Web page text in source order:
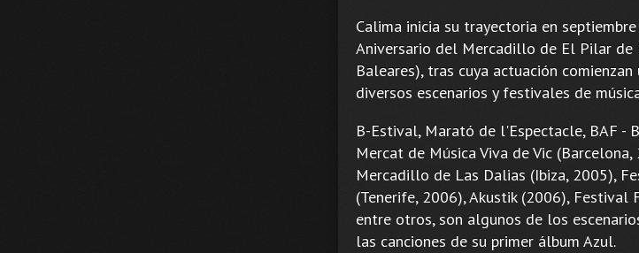
Calima inicia su trayectoria en
Aniversario del Mercadillo de El Pilar
Baleares), tras cuya actuación
diversos escenarios y festivales de
B-Estival, Marató de l'Espectacle, BAF -
Mercat de Música Viva de Vic
Mercadillo de Las Dalias (Ibiza, 2005),
(Tenerife, 2006), Akustik (2006), Festival
entre otros, son algunos de los
las canciones de su primer álbum Azul.